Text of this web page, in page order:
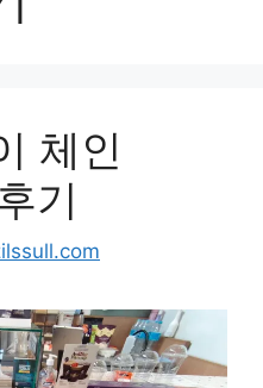
체인
기